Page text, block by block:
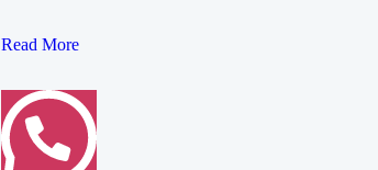
Konica
250
Read More